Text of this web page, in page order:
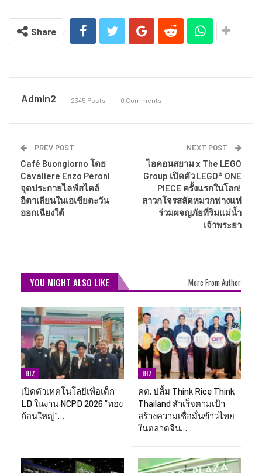
Share
Admin2 2345 Posts 0 Comments
PREV POST
Café Buongiorno โดย
Cavaliere Enzo Peroni
จุดประกายไลฟ์สไตล์
อิตาเลียนในเอเชียตะวัน
ออกเฉียงใต้
NEXT POST
ไอคอนสยาม x The LEGO
Group เปิดตัว LEGO® ONE
PIECE ครั้งแรกในโลก!
สาวกโจรสลัดหมวกฟางแห่
ร่วมผจญภัยที่ริมแม่น้ำ
เจ้าพระยา
YOU MIGHT ALSO LIKE More From Author
BIZ
เปิดตัวเทคโนโลยีเพื่อเด็ก
LD ในงาน NCPD 2026 “ทอง
ก้อนใหญ่”…
BIZ
คต. ปลื้ม Think Rice Think
Thailand สำเร็จตามเป้า
สร้างความเชื่อมั่นข้าวไทย
ในตลาดจีน…